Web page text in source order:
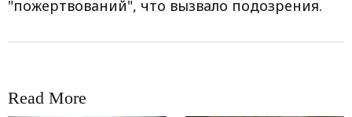
"пожертвований", что вызвало подозрения.
Read More